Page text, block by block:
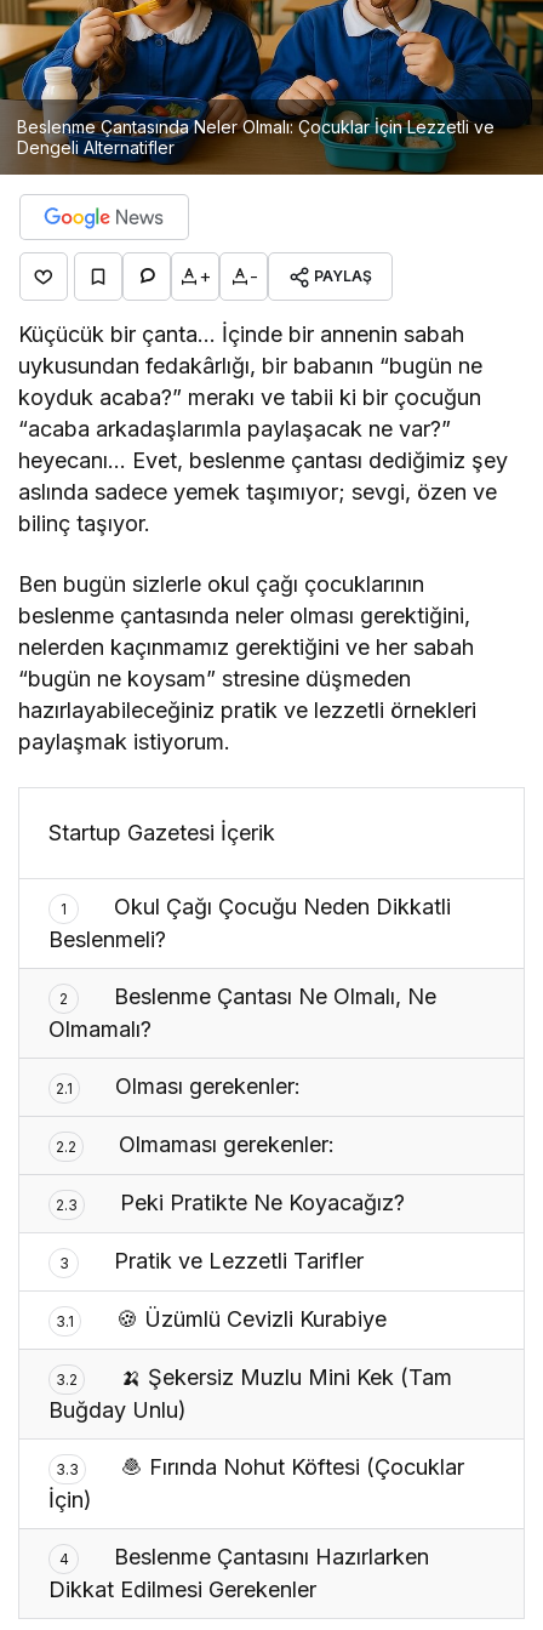
Beslenme Çantasında Neler Olmalı: Çocuklar İçin Lezzetli ve
Dengeli Alternatifler
+ - PAYLAŞ
Küçücük bir çanta… İçinde bir annenin sabah
uykusundan fedakârlığı, bir babanın “bugün ne
koyduk acaba?” merakı ve tabii ki bir çocuğun
“acaba arkadaşlarımla paylaşacak ne var?”
heyecanı… Evet, beslenme çantası dediğimiz şey
aslında sadece yemek taşımıyor; sevgi, özen ve
bilinç taşıyor.
Ben bugün sizlerle okul çağı çocuklarının
beslenme çantasında neler olması gerektiğini,
nelerden kaçınmamız gerektiğini ve her sabah
“bugün ne koysam” stresine düşmeden
hazırlayabileceğiniz pratik ve lezzetli örnekleri
paylaşmak istiyorum.
Startup Gazetesi İçerik
1
Okul Çağı Çocuğu Neden Dikkatli
Beslenmeli?
2
Beslenme Çantası Ne Olmalı, Ne
Olmamalı?
2.1 Olması gerekenler:
2.2 Olmaması gerekenler:
2.3 Peki Pratikte Ne Koyacağız?
3 Pratik ve Lezzetli Tarifler
3.1 🍪 Üzümlü Cevizli Kurabiye
3.2
🍌 Şekersiz Muzlu Mini Kek (Tam
Buğday Unlu)
3.3
🧆 Fırında Nohut Köftesi (Çocuklar
İçin)
4
Beslenme Çantasını Hazırlarken
Dikkat Edilmesi Gerekenler